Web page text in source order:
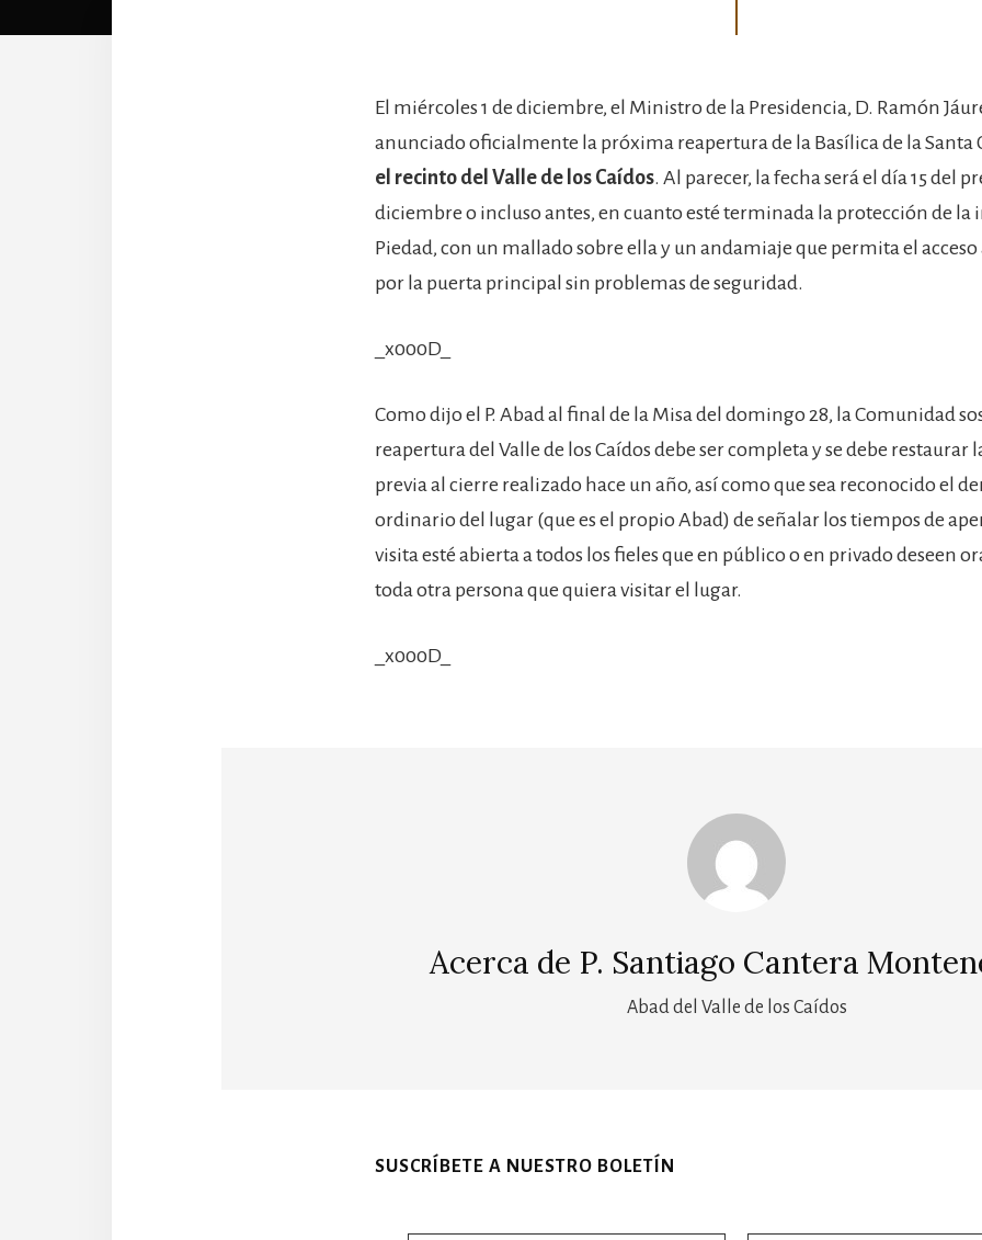
El miércoles 1 de diciembre, el Ministro de la Presidencia, D. Ramón
anunciado oficialmente la próxima reapertura de la Basílica de la Santa
el recinto del Valle de los Caídos. Al parecer, la fecha será el día 15 del
diciembre o incluso antes, en cuanto esté terminada la protección de la
Piedad, con un mallado sobre ella y un andamiaje que permita el acceso
por la puerta principal sin problemas de seguridad.
_x000D_
Como dijo el P. Abad al final de la Misa del domingo 28, la Comunidad
reapertura del Valle de los Caídos debe ser completa y se debe
previa al cierre realizado hace un año, así como que sea reconocido el
ordinario del lugar (que es el propio Abad) de señalar los tiempos de
visita esté abierta a todos los fieles que en público o en privado deseen
toda otra persona que quiera visitar el lugar.
_x000D_
Acerca de P. Santiago Cantera
Abad del Valle de los Caídos
SUSCRÍBETE A NUESTRO BOLETÍN